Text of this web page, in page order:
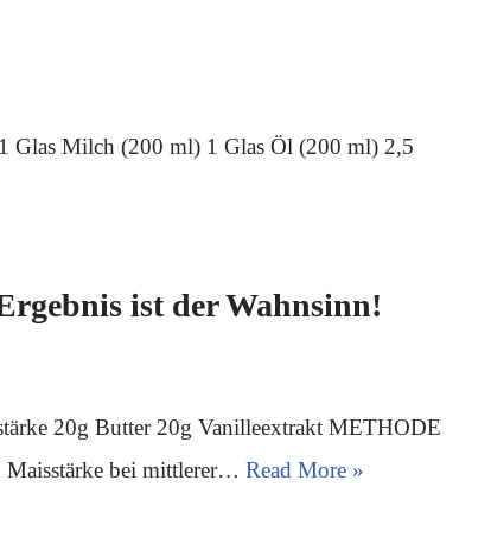
Glas Milch (200 ml) 1 Glas Öl (200 ml) 2,5
ist der Wahnsinn!
20g Butter 20g Vanilleextrakt METHODE
bei mittlerer… Read More »